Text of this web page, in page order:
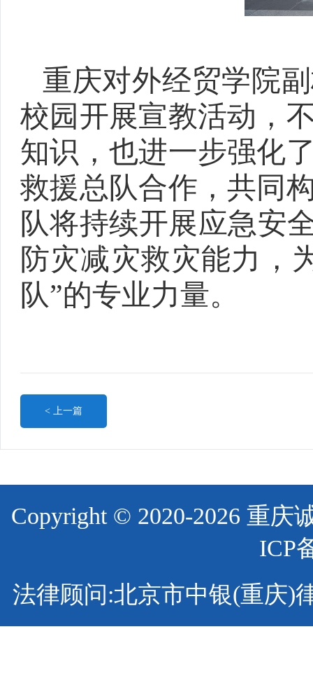
重庆对外经贸学院
校园开展宣教活动，
知识，也进一步强化
救援总队合作，共同
队将持续开展应急安
防灾减灾救灾能力，
队”的专业力量。
< 上一篇
Copyright © 2020-2026 重
ICP
法律顾问:北京市中银(重庆)